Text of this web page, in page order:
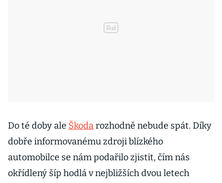
Do té doby ale Škodarozhodně nebude spát. Díky
dobře informovanému zdroji blízkého
automobilce se nám podařilo zjistit, čím nás
okřídlený šíp hodlá v nejbližších dvou letech